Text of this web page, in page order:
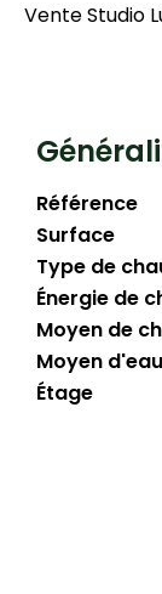
Vente Studio
Référence
Surface
Type de
Énergie de
Moyen de
Moyen
Étage